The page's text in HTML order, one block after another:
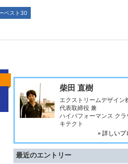
ベスト30
柴田 直樹
エクストリームデザイン
代表取締役 兼
ハイパフォーマンス クラ
キテクト
» 詳しいプ
最近のエントリー